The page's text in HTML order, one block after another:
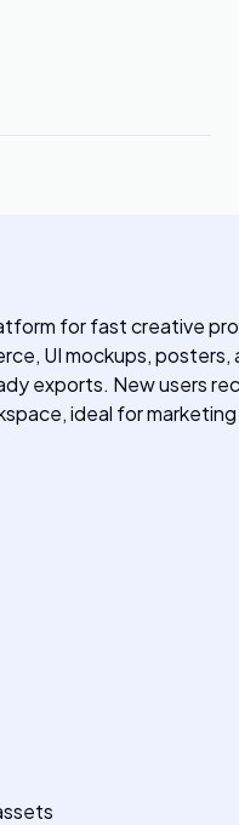
for fast
UI mockups,
exports. New users
ideal for